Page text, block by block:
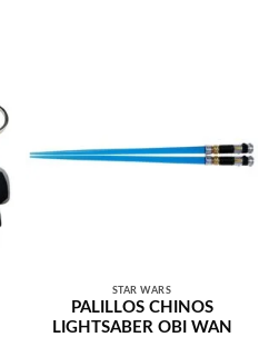
STAR WARS
PALILLOS CHINOS
LIGHTSABER OBI WAN